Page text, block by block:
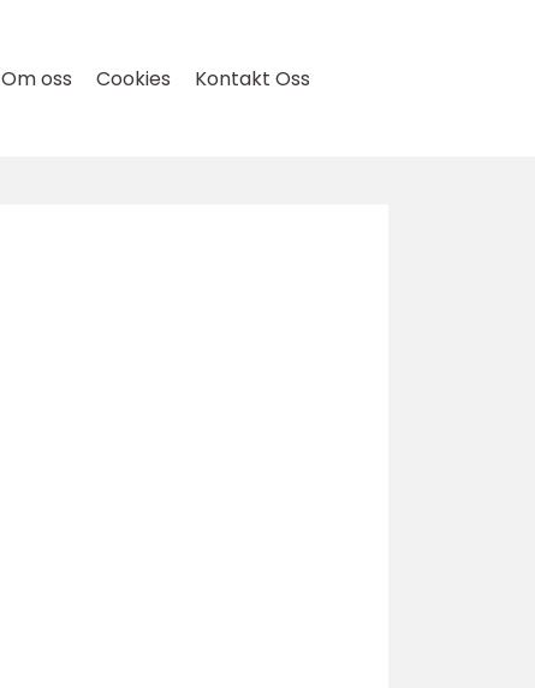
Om oss Cookies Kontakt Oss